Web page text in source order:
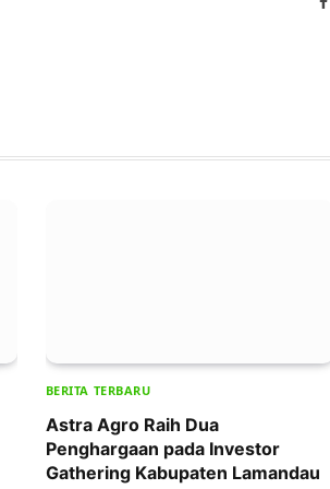
BERITA TERBARU
Astra Agro Raih Dua
Penghargaan pada Investor
Gathering Kabupaten Lamandau